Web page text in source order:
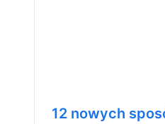
12 nowych